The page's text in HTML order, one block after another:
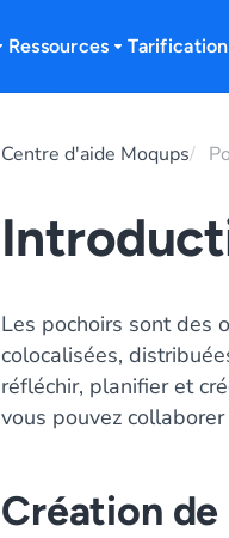
Ressources Tarification
Centre d'aide Moqups
Les pochoirs sont des
colocalisées,
réfléchir, planifier et
vous pouvez
Création